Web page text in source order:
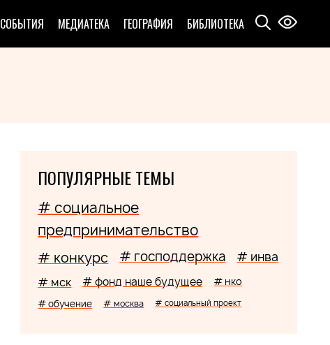
СОБЫТИЯ МЕДИАТЕКА ГЕОГРАФИЯ БИБЛИОТЕКА
ПОПУЛЯРНЫЕ ТЕМЫ
# социальное
предпринимательство
# конкурс # господдержка # инва
# мск # фонд наше будущее # нко
# обучение # москва # социальный проект